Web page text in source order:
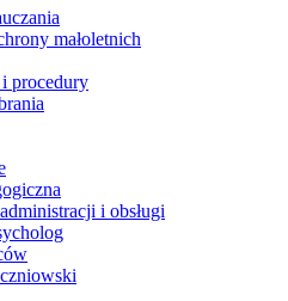
małoletnich
procedury
i obsługi